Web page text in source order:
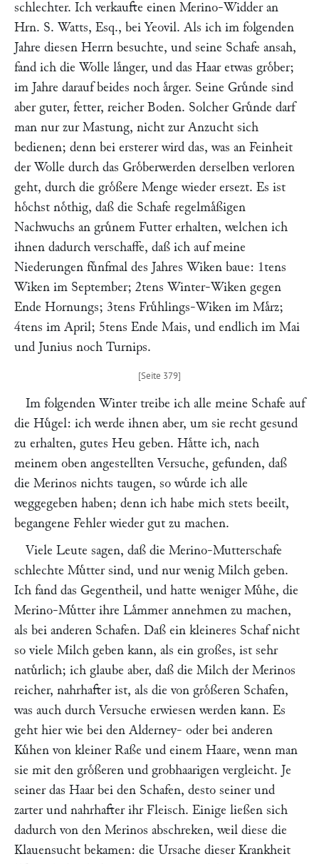
schlechter. Ich verkaufte einen Merino-Widder an
Hrn. S. Watts, Esq., bei Yeovil. Als ich im folgenden
Jahre diesen Herrn besuchte, und seine Schafe ansah,
fand ich die Wolle laͤnger, und das Haar etwas groͤber;
im Jahre darauf beides noch aͤrger. Seine Gruͤnde sind
aber guter, fetter, reicher Boden. Solcher Gruͤnde darf
man nur zur Mastung, nicht zur Anzucht sich
bedienen; denn bei ersterer wird das, was an Feinheit
der Wolle durch das Groͤberwerden derselben verloren
geht, durch die groͤßere Menge wieder ersezt. Es ist
hoͤchst noͤthig, daß die Schafe regelmaͤßigen
Nachwuchs an gruͤnem Futter erhalten, welchen ich
ihnen dadurch verschaffe, daß ich auf meine
Niederungen fuͤnfmal des Jahres Wiken baue: 1tens
Wiken im September; 2tens Winter-Wiken gegen
Ende Hornungs; 3tens Fruͤhlings-Wiken im Maͤrz;
4tens im April; 5tens Ende Mais, und endlich im Mai
und Junius noch Turnips.
Im folgenden Winter treibe ich alle meine Schafe auf
die Huͤgel: ich werde ihnen aber, um sie recht gesund
zu erhalten, gutes Heu geben. Haͤtte ich, nach
meinem oben angestellten Versuche, gefunden, daß
die Merinos nichts taugen, so wuͤrde ich alle
weggegeben haben; denn ich habe mich stets beeilt,
begangene Fehler wieder gut zu machen.
Viele Leute sagen, daß die Merino-Mutterschafe
schlechte Muͤtter sind, und nur wenig Milch geben.
Ich fand das Gegentheil, und hatte weniger Muͤhe, die
Merino-Muͤtter ihre Laͤmmer annehmen zu machen,
als bei anderen Schafen. Daß ein kleineres Schaf nicht
so viele Milch geben kann, als ein großes, ist sehr
natuͤrlich; ich glaube aber, daß die Milch der Merinos
reicher, nahrhafter ist, als die von groͤßeren Schafen,
was auch durch Versuche erwiesen werden kann. Es
geht hier wie bei den Alderney- oder bei anderen
Kuͤhen von kleiner Raße und einem Haare, wenn man
sie mit den groͤßeren und grobhaarigen vergleicht. Je
seiner das Haar bei den Schafen, desto seiner und
zarter und nahrhafter ihr Fleisch. Einige ließen sich
dadurch von den Merinos abschreken, weil diese die
Klauensucht bekamen: die Ursache dieser Krankheit